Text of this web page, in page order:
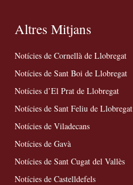
Altres Mitjans
Notícies de Cornellà de Llobregat
Notícies de Sant Boi de Llobregat
Notícies d’El Prat de Llobregat
Notícies de Sant Feliu de Llobregat
Notícies de Viladecans
Notícies de Gavà
Notícies de Sant Cugat del Vallès
Notícies de Castelldefels